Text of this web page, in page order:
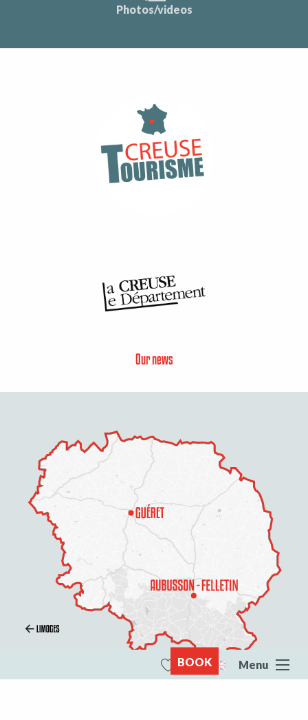
Menu
Search
Photos/videos
Our news
BOOK